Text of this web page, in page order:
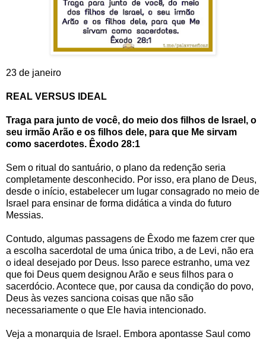
23 de janeiro
REAL VERSUS IDEAL
Traga para junto de você, do meio dos filhos de Israel, o
seu irmão Arão e os filhos dele, para que Me sirvam
como sacerdotes. Êxodo 28:1
Sem o ritual do santuário, o plano da redenção seria
completamente desconhecido. Por isso, era plano de Deus,
desde o início, estabelecer um lugar consagrado no meio de
Israel para ensinar de forma didática a vinda do futuro
Messias.
Contudo, algumas passagens de Êxodo me fazem crer que
a escolha sacerdotal de uma única tribo, a de Levi, não era
o ideal desejado por Deus. Isso parece estranho, uma vez
que foi Deus quem designou Arão e seus filhos para o
sacerdócio. Acontece que, por causa da condição do povo,
Deus às vezes sanciona coisas que não são
necessariamente o que Ele havia intencionado.
Veja a monarquia de Israel. Embora apontasse Saul como